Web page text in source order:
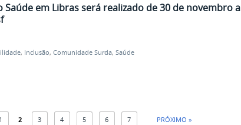
Saúde em Libras será realizado de 30 de novembro a
, Inclusão, Comunidade Surda, Saúde
1 2 3 4 5 6 7 PRÓXIMO »